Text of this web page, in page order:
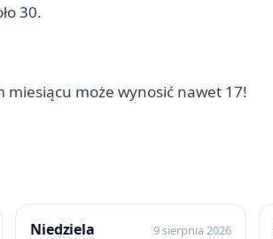
30.
miesiącu może wynosić nawet 17!
Niedziela 9 sierpnia 2026